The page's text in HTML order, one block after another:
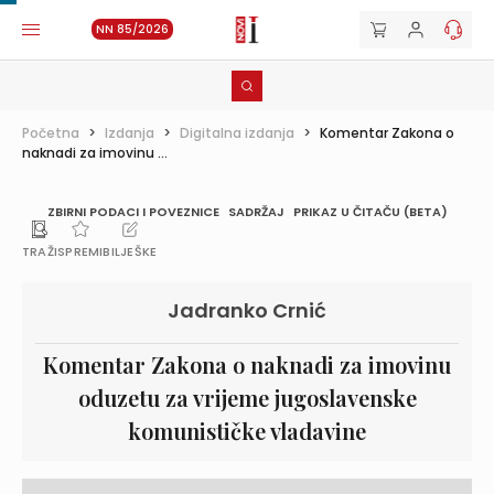
NN 85/2026
Početna > Izdanja > Digitalna izdanja > Komentar Zakona o
naknadi za imovinu ...
ZBIRNI PODACI I POVEZNICE SADRŽAJ PRIKAZ U ČITAČU (BETA)
TRAŽISPREMIBILJEŠKE
Jadranko Crnić
Komentar Zakona o naknadi za imovinu
oduzetu za vrijeme jugoslavenske
komunističke vladavine